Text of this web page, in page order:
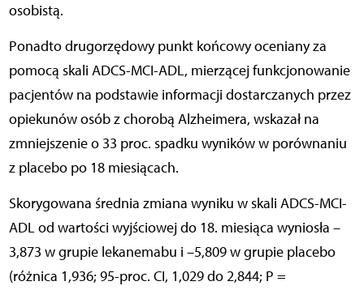
osobistą.
Ponadto drugorzędowy punkt końcowy oceniany za
pomocą skali ADCS-MCI-ADL, mierzącej funkcjonowanie
pacjentów na podstawie informacji dostarczanych przez
opiekunów osób z chorobą Alzheimera, wskazał na
zmniejszenie o 33 proc. spadku wyników w porównaniu
z placebo po 18 miesiącach.
Skorygowana średnia zmiana wyniku w skali ADCS-MCI-
ADL od wartości wyjściowej do 18. miesiąca wyniosła –
3,873 w grupie lekanemabu i –5,809 w grupie placebo
(różnica 1,936; 95-proc. CI, 1,029 do 2,844; P =